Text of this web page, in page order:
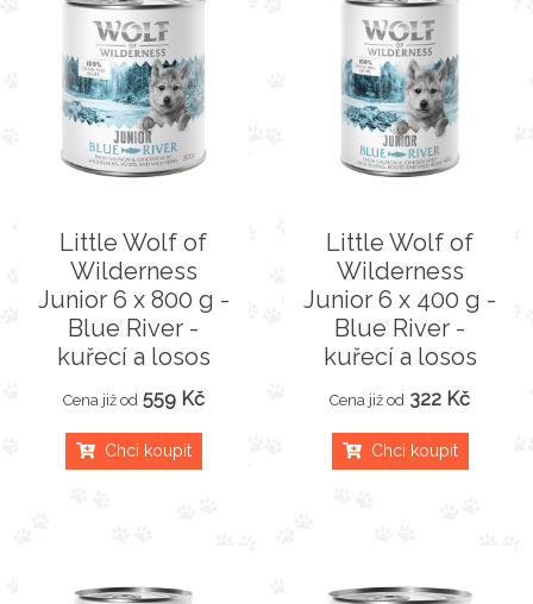
Little Wolf of
Wilderness
Junior 6 x 800 g -
Blue River -
kuřecí a losos
Cena již od 559 Kč
Chci koupit
Little Wolf of
Wilderness
Junior 6 x 400 g -
Blue River -
kuřecí a losos
Cena již od 322 Kč
Chci koupit